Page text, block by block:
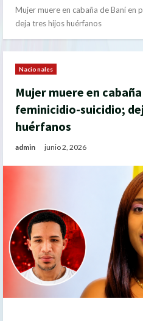
Mujer muere en cabaña de Baní en
deja tres hijos huérfanos
Nacionales
Mujer muere en
feminicidio-suicidio;
huérfanos
admin junio 2, 2026